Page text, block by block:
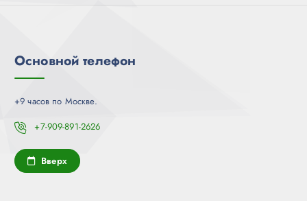
Основной телефон
+9 часов по Москве.
+7-909-891-2626
Вверх